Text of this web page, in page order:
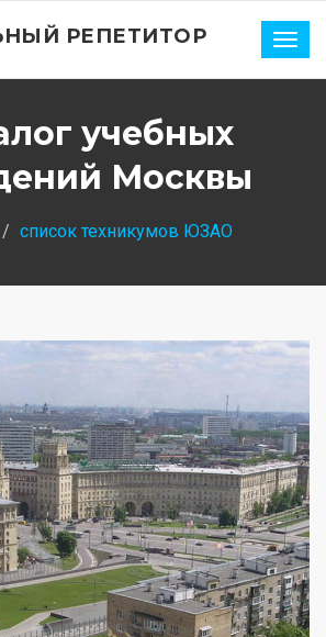
РЕПЕТИТОР
учебных
Москвы
список техникумов ЮЗАО